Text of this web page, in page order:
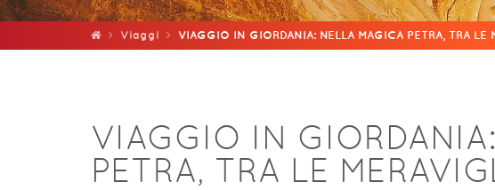
Viaggi VIAGGIO IN GIORDANIA: NELLA MAGICA PETRA, TRA LE
VIAGGIO IN
PETRA, TRA LE